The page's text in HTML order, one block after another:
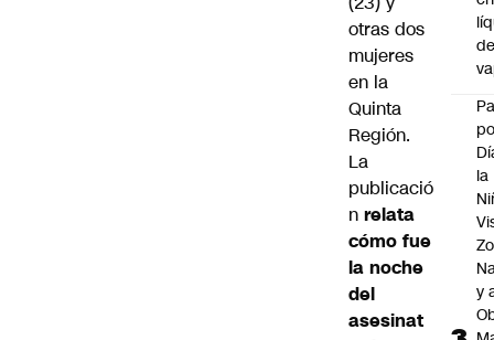
otras dos
mujeres
en la
Quinta
Región.
La
publicació
n relata
cómo fue
la noche
del
asesinat
de
la
y